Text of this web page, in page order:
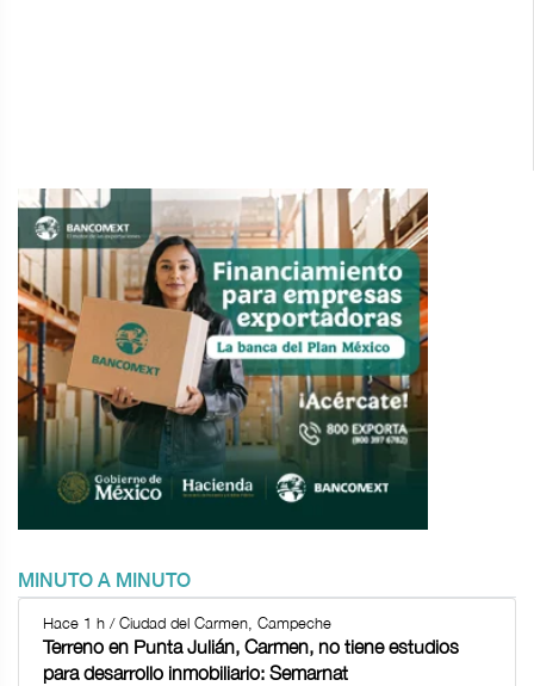
MINUTO A MINUTO
Hace 1 h / Ciudad del Carmen, Campeche
Terreno en Punta Julián, Carmen, no tiene estudios
para desarrollo inmobiliario: Semarnat